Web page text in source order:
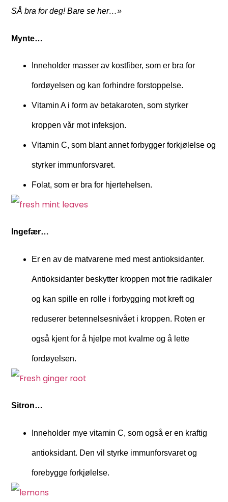
SÅ bra for deg! Bare se her…»
Mynte…
Inneholder masser av kostfiber, som er bra for
fordøyelsen og kan forhindre forstoppelse.
Vitamin A i form av betakaroten, som styrker
kroppen vår mot infeksjon.
Vitamin C, som blant annet forbygger forkjølelse og
styrker immunforsvaret.
Folat, som er bra for hjertehelsen.
Ingefær…
Er en av de matvarene med mest antioksidanter.
Antioksidanter beskytter kroppen mot frie radikaler
og kan spille en rolle i forbygging mot kreft og
reduserer betennelsesnivået i kroppen. Roten er
også kjent for å hjelpe mot kvalme og å lette
fordøyelsen.
Sitron…
Inneholder mye vitamin C, som også er en kraftig
antioksidant. Den vil styrke immunforsvaret og
forebygge forkjølelse.